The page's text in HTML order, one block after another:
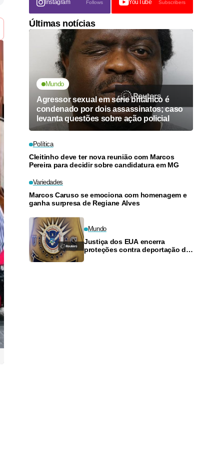
Instagram Follows YouTube Subscribers
Últimas notícias
Mundo
Agressor sexual em série britânico é
condenado por dois assassinatos; caso
levanta questões sobre ação policial
Política
Cleitinho deve ter nova reunião com Marcos
Pereira para decidir sobre candidatura em MG
Variedades
Marcos Caruso se emociona com homenagem e
ganha surpresa de Regiane Alves
Mundo
Justiça dos EUA encerra
proteções contra deportação de